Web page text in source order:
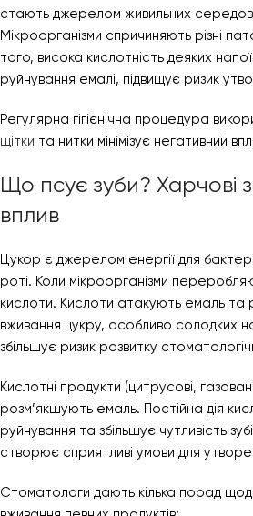
стають джерелом живильних
Мікроорганізми спричиняють різні
того, висока кислотність деяких
руйнування емалі, підвищує ризик
Регулярна гігієнічна процедура
щітки та нитки мінімізує негативний
Що псує зуби? Харчові
вплив
Цукор є джерелом енергії для
роті. Коли мікроорганізми
кислоти. Кислоти атакують емаль та
вживання цукру, особливо солодких
збільшує ризик розвитку
Кислотні продукти (цитрусові,
розм’якшують емаль. Постійна дія
руйнування та збільшує чутливість
створює сприятливі умови для
Стоматологи дають кілька порад